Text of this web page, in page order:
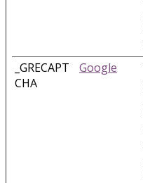
_GRECAPT
CHA
Google